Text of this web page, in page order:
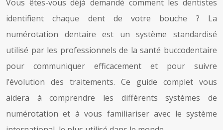
Vous êtes-vous déjà demandé comment les dentistes
identifient chaque dent de votre bouche ? La
numérotation dentaire est un système standardisé
utilisé par les professionnels de la santé buccodentaire
pour communiquer efficacement et pour suivre
l’évolution des traitements. Ce guide complet vous
aidera à comprendre les différents systèmes de
numérotation et à vous familiariser avec le système